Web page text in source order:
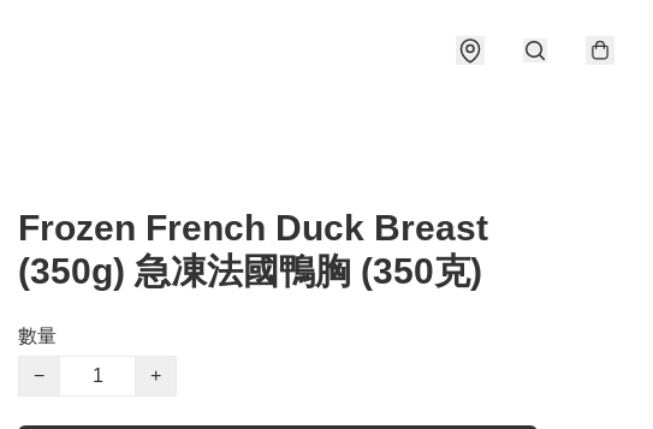
Frozen French Duck Breast
(350g) 急凍法國鴨胸 (350克)
數量
−
+